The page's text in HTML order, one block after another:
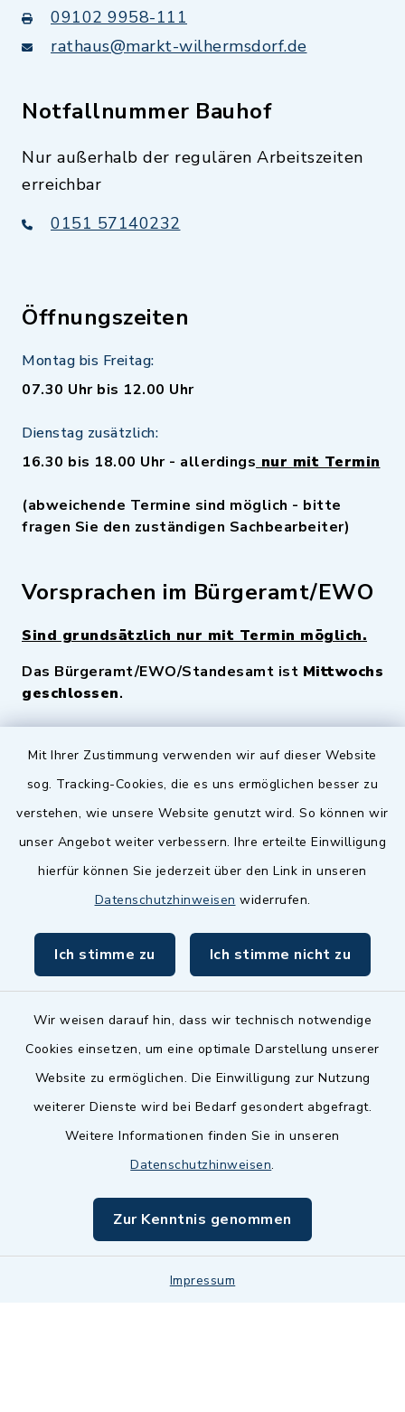
Mit Ihrer Zustimmung verwenden wir auf dieser Website
sog. Tracking-Cookies, die es uns ermöglichen besser zu
verstehen, wie unsere Website genutzt wird. So können wir
unser Angebot weiter verbessern. Ihre erteilte Einwilligung
hierfür können Sie jederzeit über den Link in unseren
Datenschutzhinweisen widerrufen.
Ich stimme zu Ich stimme nicht zu
Wir weisen darauf hin, dass wir technisch notwendige
Cookies einsetzen, um eine optimale Darstellung unserer
Website zu ermöglichen. Die Einwilligung zur Nutzung
weiterer Dienste wird bei Bedarf gesondert abgefragt.
Weitere Informationen finden Sie in unseren
Datenschutzhinweisen.
Zur Kenntnis genommen
Impressum
09102 9958-111
rathaus@markt-wilhermsdorf.de
Notfallnummer Bauhof
Nur außerhalb der regulären Arbeitszeiten
erreichbar
0151 57140232
Öffnungszeiten
Montag bis Freitag:
07.30 Uhr bis 12.00 Uhr
Dienstag zusätzlich:
16.30 bis 18.00 Uhr - allerdings nur mit Termin
(abweichende Termine sind möglich - bitte
fragen Sie den zuständigen Sachbearbeiter)
Vorsprachen im Bürgeramt/EWO
Sind grundsätzlich nur mit Termin möglich.
Das Bürgeramt/EWO/Standesamt ist Mittwochs
geschlossen.
Quicklinks
Zenngrund Allianz
Dillenberggruppe
inixmedia GmbH
Barrierefreiheit
Impressum
Sitemap